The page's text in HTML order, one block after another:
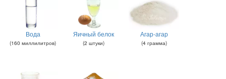
Вода
(160 миллилитров)
Яичный белок
(2 штуки)
Агар-агар
(4 грамма)